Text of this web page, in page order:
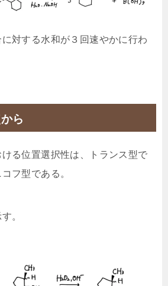
対する水和が３回速やかに行わ
ら
る位置選択性は、トランス型で
フ型である。
。